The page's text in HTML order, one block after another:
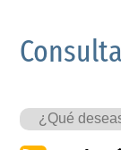
Consulta